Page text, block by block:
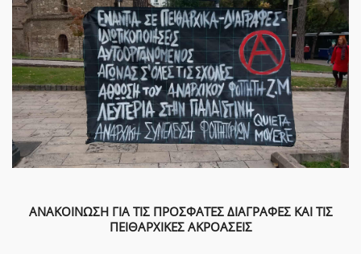
ΑΝΑΚΟΙΝΩΣΗ ΓΙΑ ΤΙΣ ΠΡΟΣΦΑΤΕΣ ΔΙΑΓΡΑΦΕΣ ΚΑΙ ΤΙΣ
ΠΕΙΘΑΡΧΙΚΕΣ ΑΚΡΟΑΣΕΙΣ